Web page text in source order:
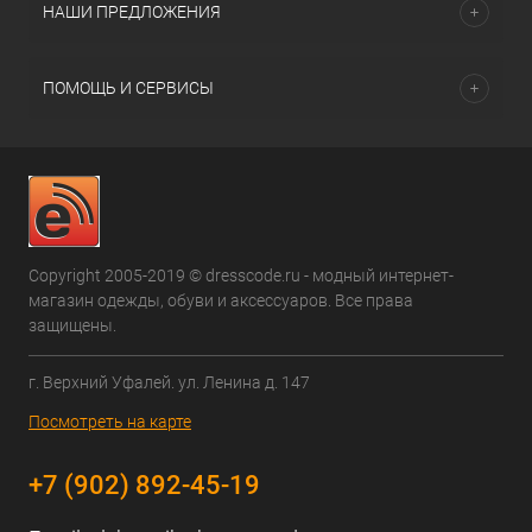
НАШИ ПРЕДЛОЖЕНИЯ
ПОМОЩЬ И СЕРВИСЫ
Copyright 2005-2019 © dresscode.ru - модный интернет-
магазин одежды, обуви и аксессуаров. Все права
защищены.
г. Верхний Уфалей. ул. Ленина д. 147
Посмотреть на карте
+7 (902) 892-45-19